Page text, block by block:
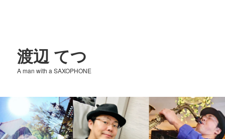
渡辺 てつ
A man with a SAXOPHONE